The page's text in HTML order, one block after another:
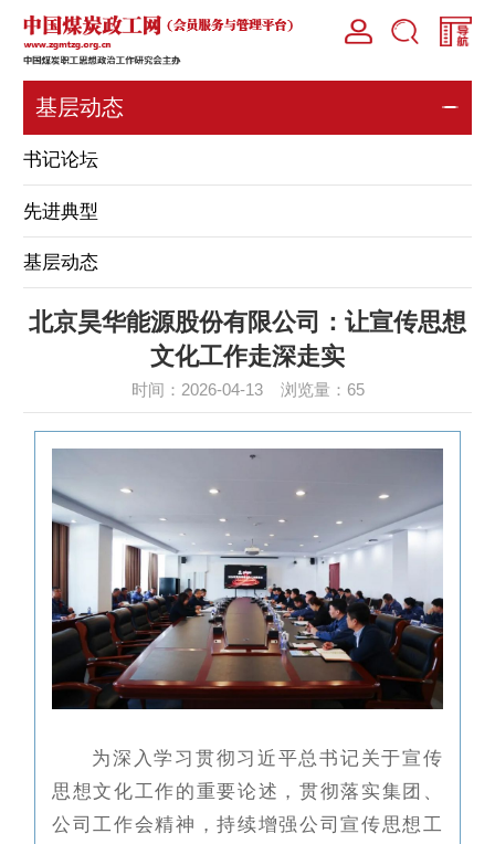
基层动态
书记论坛
先进典型
基层动态
北京昊华能源股份有限公司：让宣传思想
文化工作走深走实
时间：2026-04-13 浏览量： 65
为深入学习贯彻习近平总书记关于宣传
思想文化工作的重要论述，贯彻落实集团、
公司工作会精神，持续增强公司宣传思想工